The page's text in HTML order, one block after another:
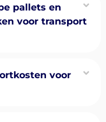
pallets en
voor transport
voor